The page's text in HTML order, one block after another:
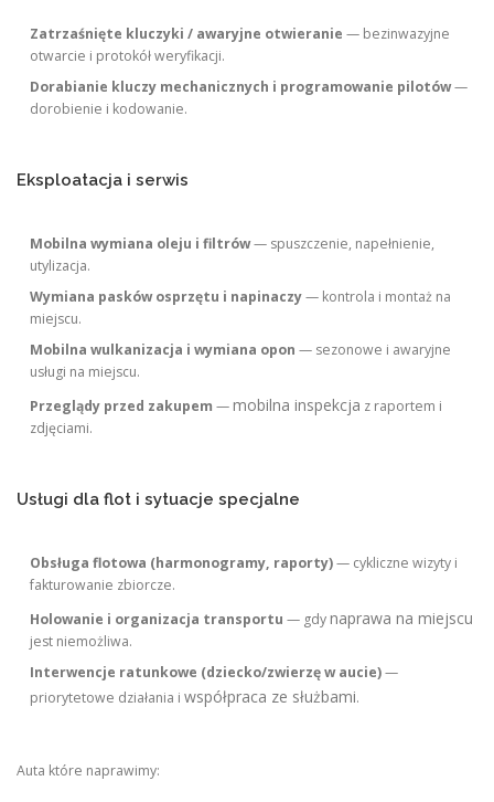
Zatrzaśnięte kluczyki / awaryjne otwieranie — bezinwazyjne
otwarcie i protokół weryfikacji.
Dorabianie kluczy mechanicznych i programowanie pilotów—
dorobienie i kodowanie.
Eksploatacja i serwis
Mobilna wymiana oleju i filtrów— spuszczenie, napełnienie,
utylizacja.
Wymiana pasków osprzętu i napinaczy— kontrola i montaż na
miejscu.
Mobilna wulkanizacja i wymiana opon — sezonowe i awaryjne
usługi na miejscu.
Przeglądy przed zakupem —mobilna inspekcja z raportem i
zdjęciami.
Usługi dla flot i sytuacje specjalne
Obsługa flotowa (harmonogramy, raporty)— cykliczne wizyty i
fakturowanie zbiorcze.
Holowanie i organizacja transportu — gdynaprawa na miejscu
jest niemożliwa.
Interwencje ratunkowe (dziecko/zwierzę w aucie)—
priorytetowe działania iwspółpraca ze służbami.
Auta które naprawimy: